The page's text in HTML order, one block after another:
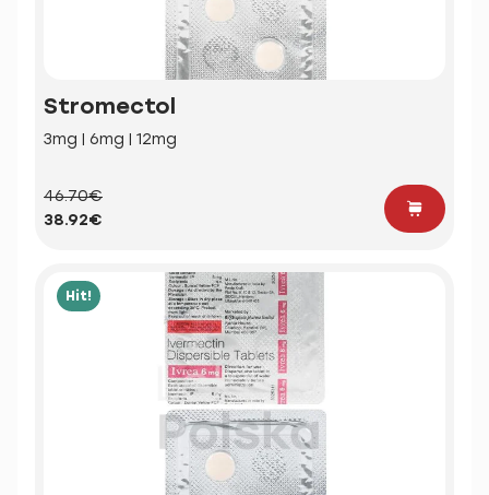
Stromectol
3mg | 6mg | 12mg
46.70€
38.92€
Hit!